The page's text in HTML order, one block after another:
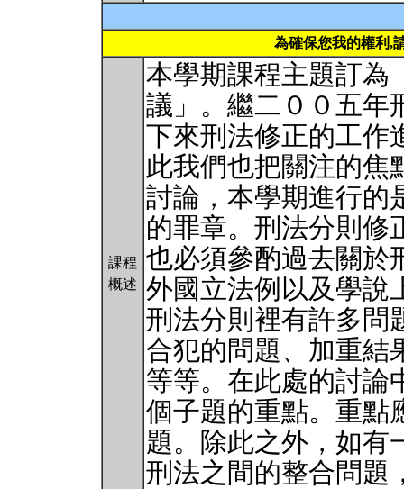
為確保您我的權利,
課程
概述
本學期課程主題訂為
議」。繼二００五年
下來刑法修正的工作
此我們也把關注的焦
討論，本學期進行的
的罪章。刑法分則修
也必須參酌過去關於
外國立法例以及學說
刑法分則裡有許多問
合犯的問題、加重結
等等。在此處的討論
個子題的重點。重點
題。除此之外，如有
刑法之間的整合問